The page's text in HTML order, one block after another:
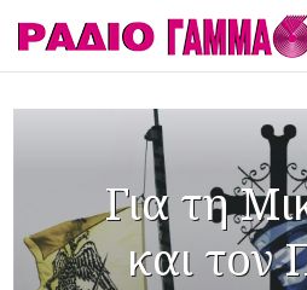
Για τη
και τον